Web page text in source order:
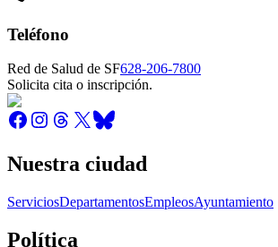
Teléfono
Red de Salud de SF628-206-7800
Solicita cita o inscripción.
Nuestra ciudad
ServiciosDepartamentosEmpleosAyuntamiento
Política